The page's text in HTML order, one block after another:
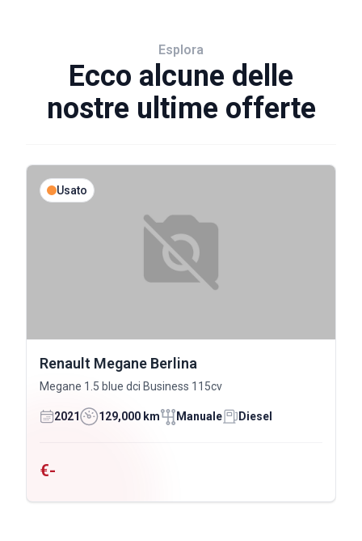
Esplora
Ecco alcune delle
nostre ultime offerte
Usato
Renault Megane Berlina
Megane 1.5 blue dci Business 115cv
2021 129,000 km Manuale Diesel
€-